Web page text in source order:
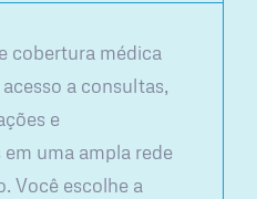
cobertura médica
a consultas,
e
uma ampla rede
Você escolhe a